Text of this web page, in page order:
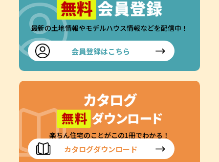
最新の土地情報やモデルハウス情報などを配信中！
会員登録はこちら
楽ちん住宅のことがこの1冊でわかる！
カタログダウンロード